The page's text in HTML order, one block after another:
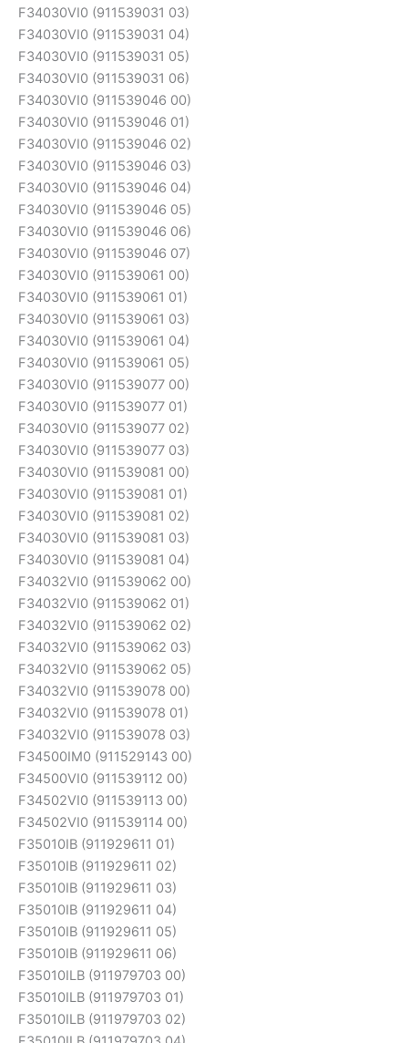
F34030VI0 (911539031 03)
F34030VI0 (911539031 04)
F34030VI0 (911539031 05)
F34030VI0 (911539031 06)
F34030VI0 (911539046 00)
F34030VI0 (911539046 01)
F34030VI0 (911539046 02)
F34030VI0 (911539046 03)
F34030VI0 (911539046 04)
F34030VI0 (911539046 05)
F34030VI0 (911539046 06)
F34030VI0 (911539046 07)
F34030VI0 (911539061 00)
F34030VI0 (911539061 01)
F34030VI0 (911539061 03)
F34030VI0 (911539061 04)
F34030VI0 (911539061 05)
F34030VI0 (911539077 00)
F34030VI0 (911539077 01)
F34030VI0 (911539077 02)
F34030VI0 (911539077 03)
F34030VI0 (911539081 00)
F34030VI0 (911539081 01)
F34030VI0 (911539081 02)
F34030VI0 (911539081 03)
F34030VI0 (911539081 04)
F34032VI0 (911539062 00)
F34032VI0 (911539062 01)
F34032VI0 (911539062 02)
F34032VI0 (911539062 03)
F34032VI0 (911539062 05)
F34032VI0 (911539078 00)
F34032VI0 (911539078 01)
F34032VI0 (911539078 03)
F34500IM0 (911529143 00)
F34500VI0 (911539112 00)
F34502VI0 (911539113 00)
F34502VI0 (911539114 00)
F35010IB (911929611 01)
F35010IB (911929611 02)
F35010IB (911929611 03)
F35010IB (911929611 04)
F35010IB (911929611 05)
F35010IB (911929611 06)
F35010ILB (911979703 00)
F35010ILB (911979703 01)
F35010ILB (911979703 02)